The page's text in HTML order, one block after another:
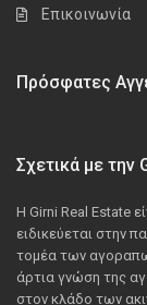
Επικοινωνία
Πρόσφατες
Σχετικά με την
Η Girni Real Estate
ειδικεύεται στην
τομέα των
άρτια γνώση της
στον κλάδο των